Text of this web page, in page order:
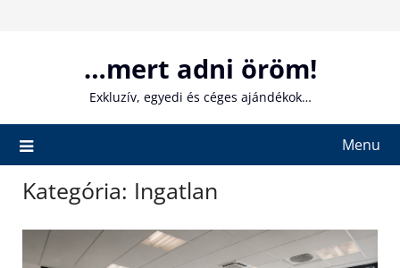
…mert adni öröm!
Exkluzív, egyedi és céges ajándékok…
Menu
Kategória: Ingatlan